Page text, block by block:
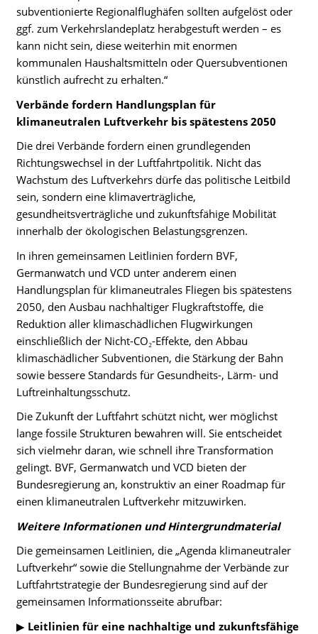
subventionierte Regionalflughäfen sollten aufgelöst oder
ggf. zum Verkehrslandeplatz herabgestuft werden – es
kann nicht sein, diese weiterhin mit enormen
kommunalen Haushaltsmitteln oder Quersubventionen
künstlich aufrecht zu erhalten.“
Verbände fordern Handlungsplan für
klimaneutralen Luftverkehr bis spätestens 2050
Die drei Verbände fordern einen grundlegenden
Richtungswechsel in der Luftfahrtpolitik. Nicht das
Wachstum des Luftverkehrs dürfe das politische Leitbild
sein, sondern eine klimaverträgliche,
gesundheitsverträgliche und zukunftsfähige Mobilität
innerhalb der ökologischen Belastungsgrenzen.
In ihren gemeinsamen Leitlinien fordern BVF,
Germanwatch und VCD unter anderem einen
Handlungsplan für klimaneutrales Fliegen bis spätestens
2050, den Ausbau nachhaltiger Flugkraftstoffe, die
Reduktion aller klimaschädlichen Flugwirkungen
einschließlich der Nicht-CO₂-Effekte, den Abbau
klimaschädlicher Subventionen, die Stärkung der Bahn
sowie bessere Standards für Gesundheits-, Lärm- und
Luftreinhaltungsschutz.
Die Zukunft der Luftfahrt schützt nicht, wer möglichst
lange fossile Strukturen bewahren will. Sie entscheidet
sich vielmehr daran, wie schnell ihre Transformation
gelingt. BVF, Germanwatch und VCD bieten der
Bundesregierung an, konstruktiv an einer Roadmap für
einen klimaneutralen Luftverkehr mitzuwirken.
Weitere Informationen und Hintergrundmaterial
Die gemeinsamen Leitlinien, die „Agenda klimaneutraler
Luftverkehr“ sowie die Stellungnahme der Verbände zur
Luftfahrtstrategie der Bundesregierung sind auf der
gemeinsamen Informationsseite abrufbar:
▶ Leitlinien für eine nachhaltige und zukunftsfähige